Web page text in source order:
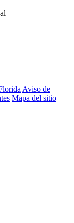
Aviso de
Mapa del sitio